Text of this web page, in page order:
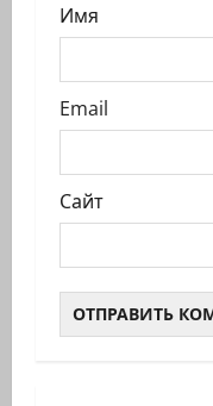
Имя
Email
Сайт